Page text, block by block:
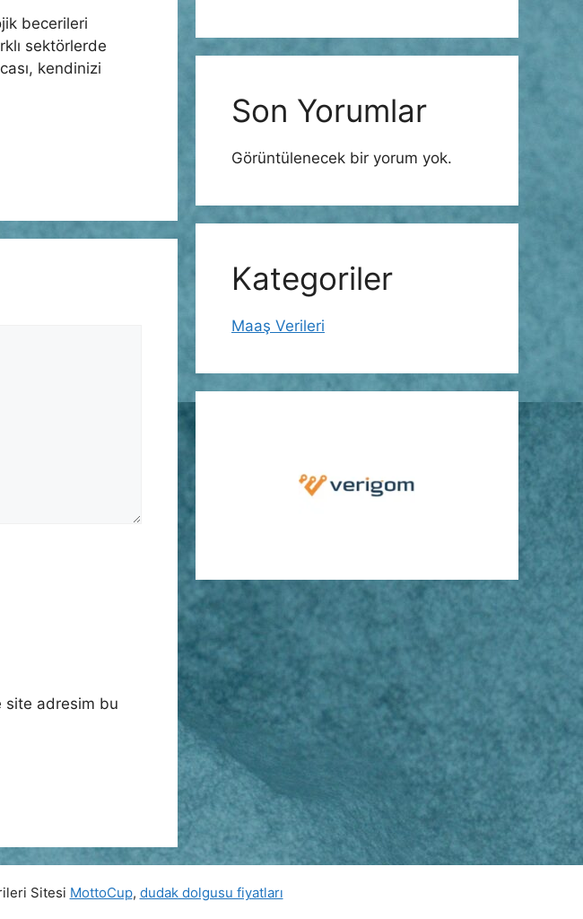
becerileri
sektörlerde
kendinizi
site adresim bu
Son Yorumlar
Görüntülenecek bir yorum yok.
Kategoriler
Maaş Verileri
Sitesi MottoCup, dudak dolgusu fiyatları